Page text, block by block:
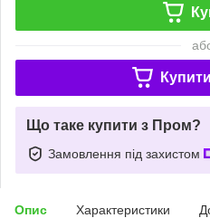
Що таке купити з Пром?
Замовлення під захистом
Опис Характеристики